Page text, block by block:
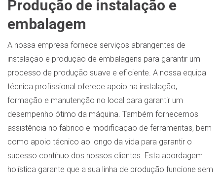
Produção de instalação e
embalagem
A nossa empresa fornece serviços abrangentes de
instalação e produção de embalagens para garantir um
processo de produção suave e eficiente. A nossa equipa
técnica profissional oferece apoio na instalação,
formação e manutenção no local para garantir um
desempenho ótimo da máquina. Também fornecemos
assistência no fabrico e modificação de ferramentas, bem
como apoio técnico ao longo da vida para garantir o
sucesso contínuo dos nossos clientes. Esta abordagem
holística garante que a sua linha de produção funcione sem